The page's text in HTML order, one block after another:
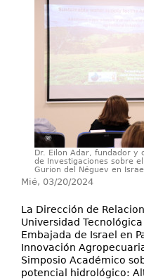
Dr. Eilon Adar, fundador y
de Investigaciones sobre
Gurion del Néguev en
Mié, 03/20/2024
La Dirección de
Universidad Tecnológica
Embajada de Israel en
Innovación
Simposio Académico
potencial hidrológico: